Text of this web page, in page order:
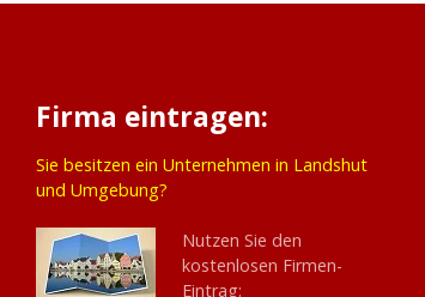
Firma eintragen:
Sie besitzen ein Unternehmen in Landshut
und Umgebung?
Nutzen Sie den
kostenlosen Firmen-
Eintrag: